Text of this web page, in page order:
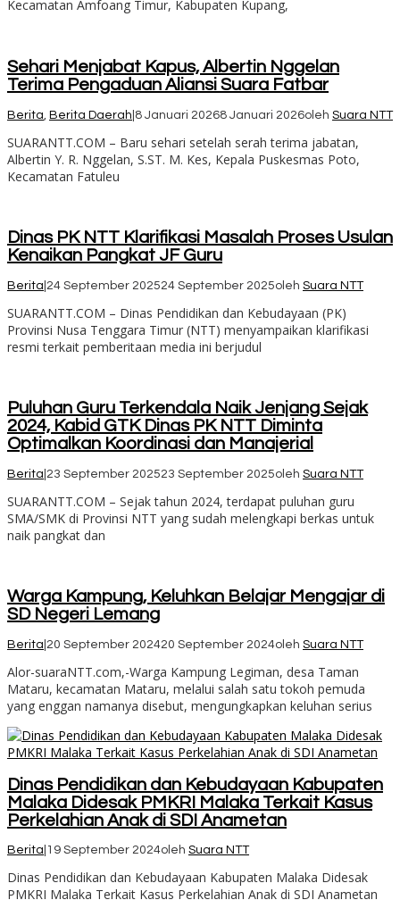
Kecamatan Amfoang Timur, Kabupaten Kupang,
Sehari Menjabat Kapus, Albertin Nggelan
Terima Pengaduan Aliansi Suara Fatbar
Berita Berita Daerah 8 Januari 20268 Januari 2026oleh Suara NTT
SUARANTT.COM – Baru sehari setelah serah terima jabatan,
Albertin Y. R. Nggelan, S.ST. M. Kes, Kepala Puskesmas Poto,
Kecamatan Fatuleu
Dinas PK NTT Klarifikasi Masalah Proses Usulan
Kenaikan Pangkat JF Guru
Berita 24 September 202524 September 2025oleh Suara NTT
SUARANTT.COM – Dinas Pendidikan dan Kebudayaan (PK)
Provinsi Nusa Tenggara Timur (NTT) menyampaikan klarifikasi
resmi terkait pemberitaan media ini berjudul
Puluhan Guru Terkendala Naik Jenjang Sejak
2024, Kabid GTK Dinas PK NTT Diminta
Optimalkan Koordinasi dan Manajerial
Berita 23 September 202523 September 2025oleh Suara NTT
SUARANTT.COM – Sejak tahun 2024, terdapat puluhan guru
SMA/SMK di Provinsi NTT yang sudah melengkapi berkas untuk
naik pangkat dan
Warga Kampung, Keluhkan Belajar Mengajar di
SD Negeri Lemang
Berita 20 September 202420 September 2024oleh Suara NTT
Alor-suaraNTT.com,-Warga Kampung Legiman, desa Taman
Mataru, kecamatan Mataru, melalui salah satu tokoh pemuda
yang enggan namanya disebut, mengungkapkan keluhan serius
Dinas Pendidikan dan Kebudayaan Kabupaten
Malaka Didesak PMKRI Malaka Terkait Kasus
Perkelahian Anak di SDI Anametan
Berita 19 September 2024oleh Suara NTT
Dinas Pendidikan dan Kebudayaan Kabupaten Malaka Didesak
PMKRI Malaka Terkait Kasus Perkelahian Anak di SDI Anametan